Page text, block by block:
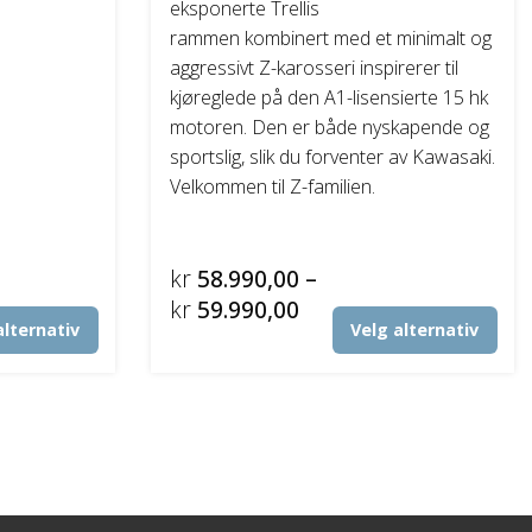
kan
eksponerte Trellis
rammen kombinert med et minimalt og
aggressivt Z-karosseri inspirerer til
kjøreglede på den A1-lisensierte 15 hk
motoren. Den er både nyskapende og
sportslig, slik du forventer av Kawasaki.
Velkommen til Z-familien.
kr 58.990,00 –
kr 59.990,00Prisområde:
kr58.990,00
Velg alternativ
kan